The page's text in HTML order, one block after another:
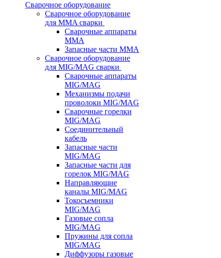
Сварочное оборудование
Сварочное оборудование
для MMA сварки
Сварочные аппараты
MMA
Запасные части MMA
Сварочное оборудование
для MIG/MAG сварки
Сварочные аппараты
MIG/MAG
Механизмы подачи
проволоки MIG/MAG
Сварочные горелки
MIG/MAG
Соединительный
кабель
Запасные части
MIG/MAG
Запасные части для
горелок MIG/MAG
Направляющие
каналы MIG/MAG
Токосъемники
MIG/MAG
Газовые сопла
MIG/MAG
Пружины для сопла
MIG/MAG
Диффузоры газовые